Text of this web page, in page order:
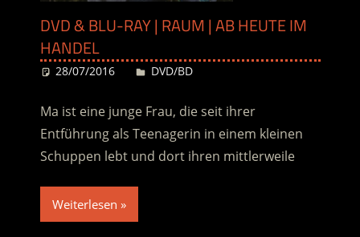
DVD & BLU-RAY | RAUM | AB HEUTE IM
HANDEL
28/07/2016 Desiree
DVD/BD
Ma ist eine junge Frau, die seit ihrer
Entführung als Teenagerin in einem kleinen
Schuppen lebt und dort ihren mittlerweile
Weiterlesen